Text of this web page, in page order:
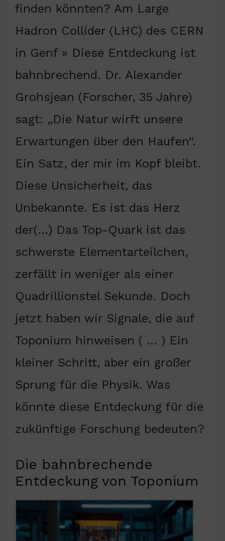
finden könnten? Am Large
Hadron Collider (LHC) des CERN
in Genf » Diese Entdeckung ist
bahnbrechend. Dr. Alexander
Grohsjean (Forscher, 35 Jahre)
sagt: „Die Natur wirft unsere
Erwartungen über den Haufen“.
Ein Satz, der mir im Kopf bleibt.
Diese Unsicherheit, das
Unbekannte. Es ist das Herz
der(…) Das Top-Quark ist das
schwerste Elementarteilchen,
zerfällt in weniger als einer
Quadrillionstel Sekunde. Doch
jetzt haben wir Signale, die auf
Toponium hinweisen ( … ) Ein
kleiner Schritt, aber ein großer
Sprung für die Physik. Was
könnte diese Entdeckung für die
zukünftige Forschung bedeuten?
Die bahnbrechende
Entdeckung von Toponium